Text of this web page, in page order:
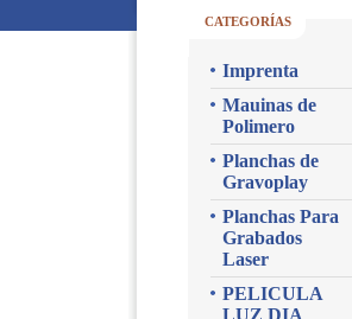
CATEGORÍAS
Imprenta
Mauinas de
Polimero
Planchas de
Gravoplay
Planchas Para
Grabados
Laser
PELICULA
LUZ DIA